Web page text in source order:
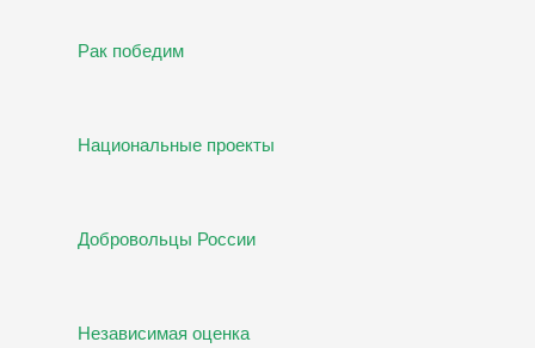
Рак победим
Национальные проекты
Добровольцы России
Независимая оценка